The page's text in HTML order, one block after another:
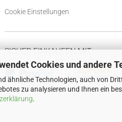
Cookies und andere
ähnliche Technologien, auch von
zu analysieren und Ihnen ein
.
Cookie Einstellungen
SICHER EINKAUFEN MIT